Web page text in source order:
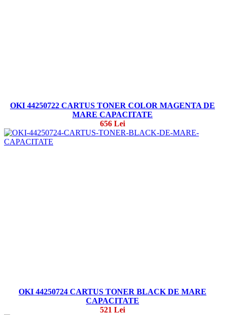
OKI 44250722 CARTUS TONER COLOR MAGENTA DE
MARE CAPACITATE
656 Lei
OKI 44250724 CARTUS TONER BLACK DE MARE
CAPACITATE
521 Lei